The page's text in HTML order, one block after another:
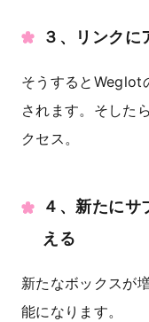
３、リンクに
そうするとWeglot
されます。そしたら
クセス。
４、新たにサ
える
新たなボックスが
能になります。